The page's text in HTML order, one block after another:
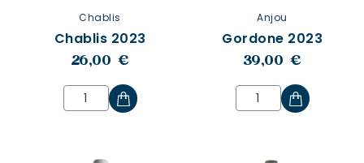
Chablis
Chablis 2023
26,00 €
Anjou
Gordone 2023
39,00 €